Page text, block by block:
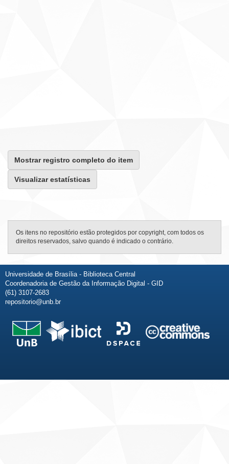
Mostrar registro completo do item
Visualizar estatísticas
Os itens no repositório estão protegidos por copyright, com todos os
direitos reservados, salvo quando é indicado o contrário.
Universidade de Brasília - Biblioteca Central
Coordenadoria de Gestão da Informação Digital - GID
(61) 3107-2683
repositorio@unb.br